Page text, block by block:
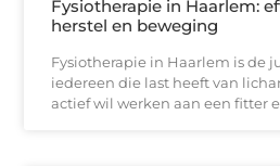
Fysiotherapie in Haarlem:
herstel en beweging
Fysiotherapie in Haarlem is de
iedereen die last heeft van
actief wil werken aan een fitter